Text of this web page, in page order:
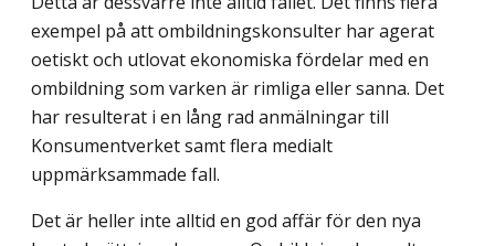
exempel på att ombildnings­konsulter har agerat
oetiskt och utlovat ekonomiska fördelar med en
ombildning som varken är rimliga eller sanna. Det
har resulterat i en lång rad anmälningar till
Konsumentverket samt flera medialt
uppmärksammade fall.
Det är heller inte alltid en god affär för den nya